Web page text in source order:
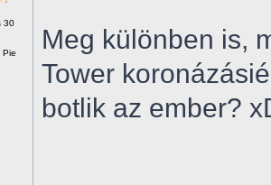
30
Pie
Meg különben is,
Tower
botlik az ember?